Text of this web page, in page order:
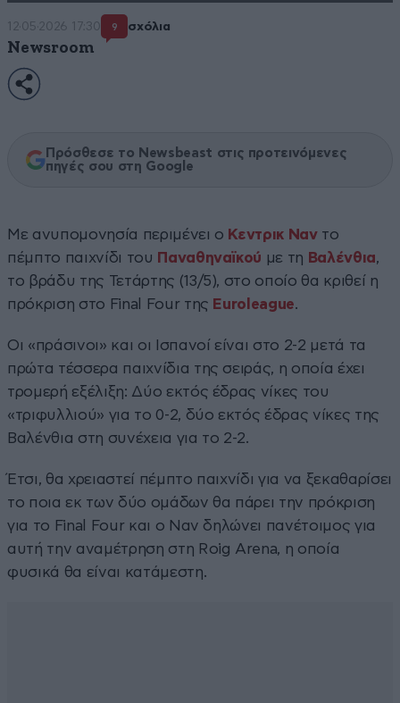
12·05·2026 17:30 9 σχόλια
Newsroom
Πρόσθεσε το Newsbeast στις προτεινόμενες
πηγές σου στη Google
Με ανυπομονησία περιμένει ο Κεντρικ Ναντο
πέμπτο παιχνίδι του Παναθηναϊκού με τη Βαλένθια,
το βράδυ της Τετάρτης (13/5), στο οποίο θα κριθεί η
πρόκριση στο Final Four της Euroleague.
Οι «πράσινοι» και οι Ισπανοί είναι στο 2-2 μετά τα
πρώτα τέσσερα παιχνίδια της σειράς, η οποία έχει
τρομερή εξέλιξη: Δύο εκτός έδρας νίκες του
«τριφυλλιού» για το 0-2, δύο εκτός έδρας νίκες της
Βαλένθια στη συνέχεια για το 2-2.
Έτσι, θα χρειαστεί πέμπτο παιχνίδι για να ξεκαθαρίσει
το ποια εκ των δύο ομάδων θα πάρει την πρόκριση
για το Final Four και ο Ναν δηλώνει πανέτοιμος για
αυτή την αναμέτρηση στη Roig Arena, η οποία
φυσικά θα είναι κατάμεστη.